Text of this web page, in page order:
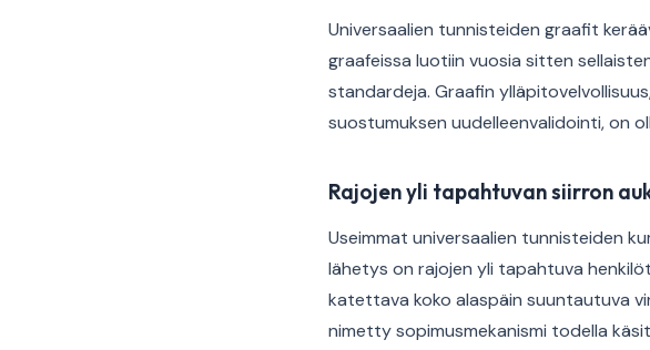
Universaalien tunnisteiden graafit
graafeissa luotiin vuosia sitten
standardeja. Graafin
suostumuksen uudelleenvalidointi, on
Rajojen yli tapahtuvan siirron
Useimmat universaalien tunnisteiden
lähetys on rajojen yli tapahtuva
katettava koko alaspäin suuntautuva
nimetty sopimusmekanismi todella